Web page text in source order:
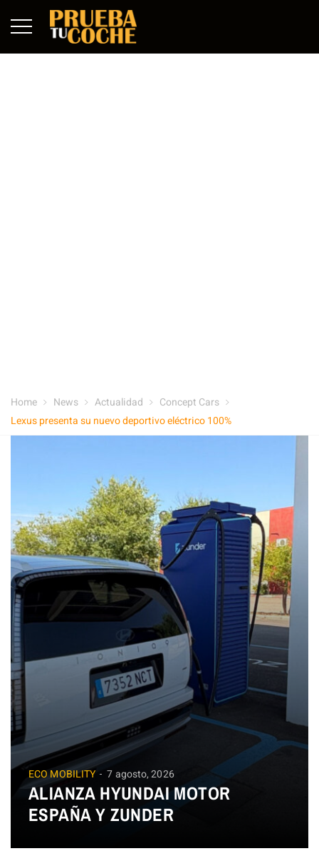
Home News Actualidad
Concept Cars
Lexus presenta su nuevo deportivo eléctrico 100%
ECO MOBILITY 7 agosto, 2026
ALIANZA HYUNDAI MOTOR
ESPAÑA Y ZUNDER